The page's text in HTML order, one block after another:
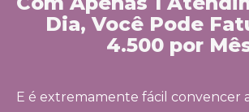
Dia, Você Pode
4.500 por
E é extremamente fácil convencer